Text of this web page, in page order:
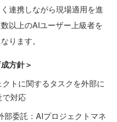
連携しながら現場適用を進
以上のAIユーザー上級者を
ります。
方針＞
トに関するタスクを外部に
で対応
部委託：AIプロジェクトマネ